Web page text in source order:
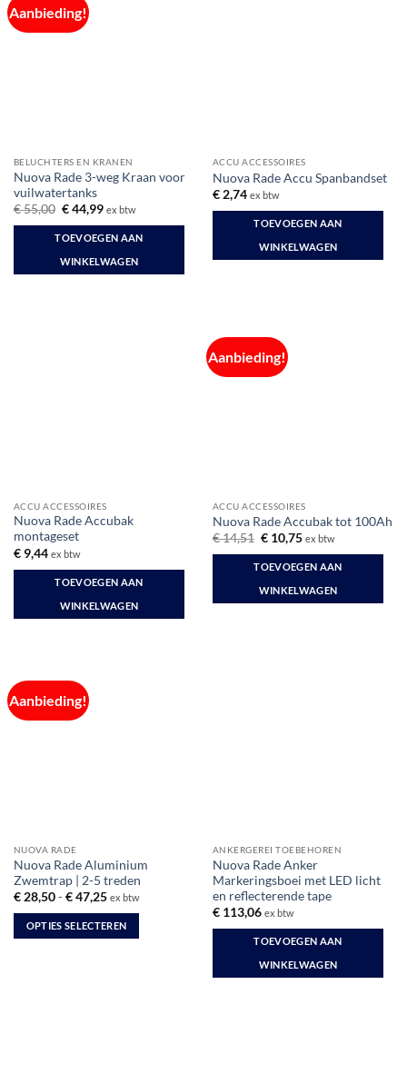
Deze
optie
Aanbieding!
BELUCHTERS EN KRANEN
Nuova Rade 3-weg Kraan voor
vuilwatertanks
€55,00 Oorspronkelijke
was:
€ 55,00.
€44,99Huidige
is:
€ 44,99.
ex btw
TOEVOEGEN AAN
WINKELWAGEN
ACCU ACCESSOIRES
Nuova Rade Accu Spanbandset
€2,74 ex btw
TOEVOEGEN AAN
WINKELWAGEN
ACCU ACCESSOIRES
Nuova Rade Accubak
montageset
€9,44 ex btw
TOEVOEGEN AAN
WINKELWAGEN
Aanbieding!
ACCU ACCESSOIRES
Nuova Rade Accubak tot 100Ah
€14,51 Oorspronkelijke
was:
€ 14,51.
€10,75Huidige
is:
€ 10,75.
ex btw
TOEVOEGEN AAN
WINKELWAGEN
Aanbieding!
NUOVA RADE
Nuova Rade Aluminium
Zwemtrap | 2-5 treden
€28,50 - €47,25Prijsklasse:
tot
€ 47,25
ex btw
OPTIES SELECTEREN
ANKERGEREI TOEBEHOREN
Nuova Rade Anker
Markeringsboei met LED licht
en reflecterende tape
€113,06 ex btw
TOEVOEGEN AAN
WINKELWAGEN